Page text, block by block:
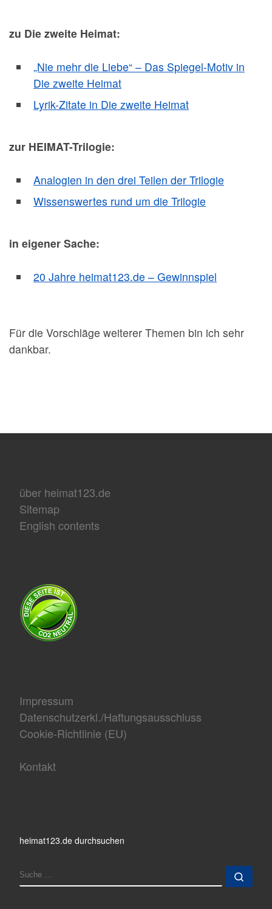
zu Die zweite Heimat:
„Nie mehr die Liebe“ – Das Spiegel-Motiv in
Die zweite Heimat
Lyrik-Zitate in Die zweite Heimat
zur HEIMAT-Trilogie:
Analogien in den drei Teilen der Trilogie
Wissenswertes rund um die Trilogie
in eigener Sache:
20 Jahre heimat123.de – Gewinnspiel
Für die Vorschläge weiterer Themen bin ich sehr
dankbar.
über heimat123.de
Sitemap
English contents
Impressum
Datenschutzerkl./Haftungsausschluss
Cookie-Richtlinie (EU)
Kontakt
heimat123.de durchsuchen
SUCHE